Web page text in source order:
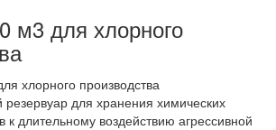
м3 для хлорного
резервуар для хранения химических
к длительному воздействию агрессивной